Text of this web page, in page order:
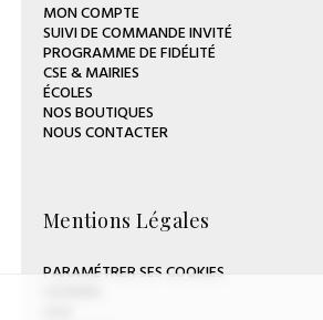
MON COMPTE
SUIVI DE COMMANDE INVITÉ
PROGRAMME DE FIDÉLITÉ
CSE & MAIRIES
ÉCOLES
NOS BOUTIQUES
NOUS CONTACTER
Mentions Légales
PARAMÉTRER SES COOKIES